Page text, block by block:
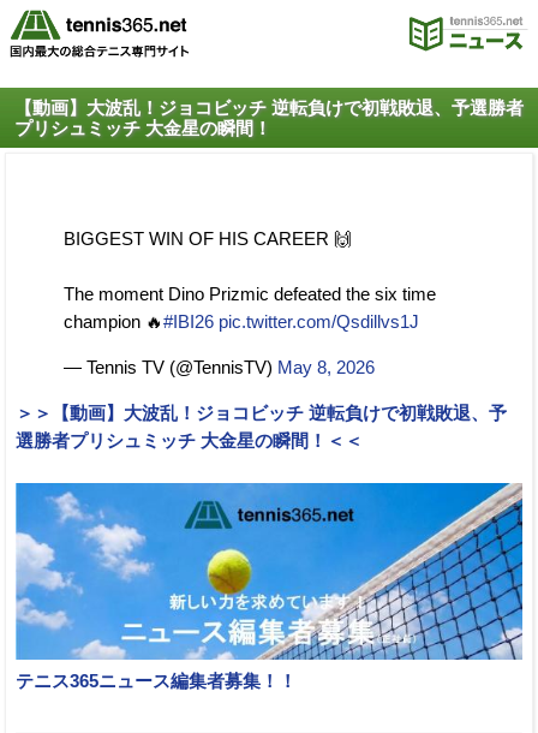
【動画】大波乱！ジョコビッチ 逆転負けで初戦敗退、予選勝者
プリシュミッチ 大金星の瞬間！
BIGGEST WIN OF HIS CAREER 🙌
The moment Dino Prizmic defeated the six time
champion 🔥#IBI26 pic.twitter.com/Qsdillvs1J
— Tennis TV (@TennisTV) May 8, 2026
＞＞【動画】大波乱！ジョコビッチ 逆転負けで初戦敗退、予
選勝者プリシュミッチ 大金星の瞬間！＜＜
テニス365ニュース編集者募集！！